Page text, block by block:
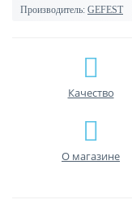
Производитель: GEFEST
Качество
О магазине